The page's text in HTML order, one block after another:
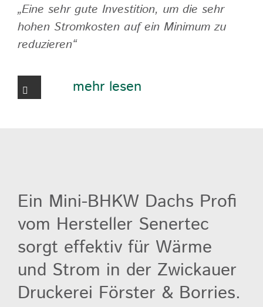
„Eine sehr gute Investition, um die sehr
hohen Stromkosten auf ein Minimum zu
reduzieren“
mehr lesen
Ein Mini-BHKW Dachs Profi
vom Hersteller Senertec
sorgt effektiv für Wärme
und Strom in der Zwickauer
Druckerei Förster & Borries.